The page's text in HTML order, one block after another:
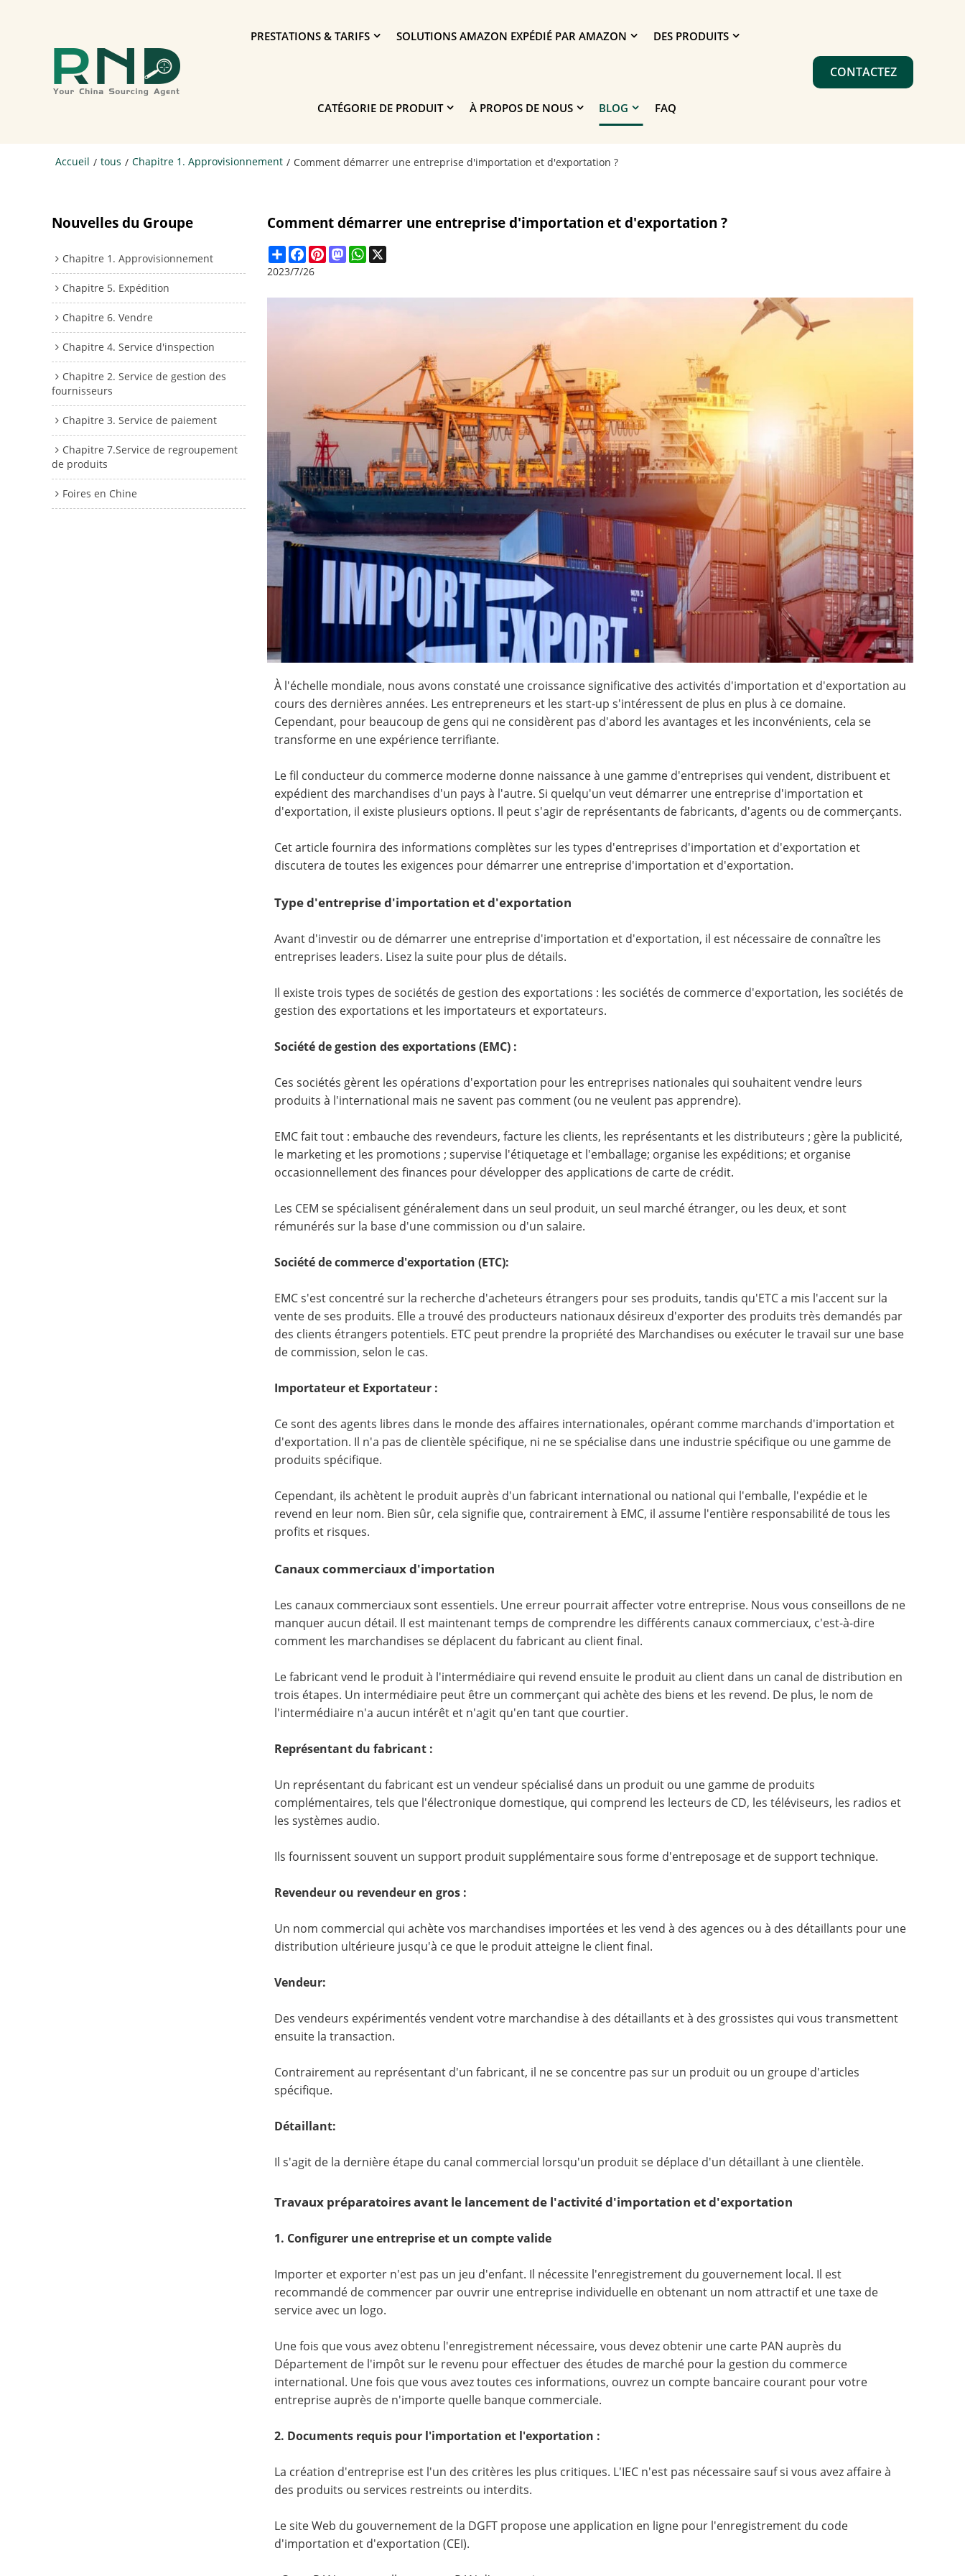
PRESTATIONS & TARIFS SOLUTIONS AMAZON EXPÉDIÉ PAR AMAZON DES PRODUITS
CATÉGORIE DE PRODUIT À PROPOS DE NOUS BLOG FAQ
CONTACTEZ
Accueil / tous / Chapitre 1. Approvisionnement / Comment démarrer une entreprise d'importation et d'exportation ?
Nouvelles du Groupe
Chapitre 1. Approvisionnement
Chapitre 5. Expédition
Chapitre 6. Vendre
Chapitre 4. Service d'inspection
Chapitre 2. Service de gestion des
fournisseurs
Chapitre 3. Service de paiement
Chapitre 7.Service de regroupement
de produits
Foires en Chine
Comment démarrer une entreprise d'importation et d'exportation ?
ShareFacebook
PinterestMastodonWhatsApp
2023/7/26
À l'échelle mondiale, nous avons constaté une croissance significative des activités d'importation et d'exportation au
cours des dernières années. Les entrepreneurs et les start-up s'intéressent de plus en plus à ce domaine.
Cependant, pour beaucoup de gens qui ne considèrent pas d'abord les avantages et les inconvénients, cela se
transforme en une expérience terrifiante.
Le fil conducteur du commerce moderne donne naissance à une gamme d'entreprises qui vendent, distribuent et
expédient des marchandises d'un pays à l'autre. Si quelqu'un veut démarrer une entreprise d'importation et
d'exportation, il existe plusieurs options. Il peut s'agir de représentants de fabricants, d'agents ou de commerçants.
Cet article fournira des informations complètes sur les types d'entreprises d'importation et d'exportation et
discutera de toutes les exigences pour démarrer une entreprise d'importation et d'exportation.
Type d'entreprise d'importation et d'exportation
Avant d'investir ou de démarrer une entreprise d'importation et d'exportation, il est nécessaire de connaître les
entreprises leaders. Lisez la suite pour plus de détails.
Il existe trois types de sociétés de gestion des exportations : les sociétés de commerce d'exportation, les sociétés de
gestion des exportations et les importateurs et exportateurs.
Société de gestion des exportations (EMC) :
Ces sociétés gèrent les opérations d'exportation pour les entreprises nationales qui souhaitent vendre leurs
produits à l'international mais ne savent pas comment (ou ne veulent pas apprendre).
EMC fait tout : embauche des revendeurs, facture les clients, les représentants et les distributeurs ; gère la publicité,
le marketing et les promotions ; supervise l'étiquetage et l'emballage; organise les expéditions; et organise
occasionnellement des finances pour développer des applications de carte de crédit.
Les CEM se spécialisent généralement dans un seul produit, un seul marché étranger, ou les deux, et sont
rémunérés sur la base d'une commission ou d'un salaire.
Société de commerce d'exportation (ETC):
EMC s'est concentré sur la recherche d'acheteurs étrangers pour ses produits, tandis qu'ETC a mis l'accent sur la
vente de ses produits. Elle a trouvé des producteurs nationaux désireux d'exporter des produits très demandés par
des clients étrangers potentiels. ETC peut prendre la propriété des Marchandises ou exécuter le travail sur une base
de commission, selon le cas.
Importateur et Exportateur :
Ce sont des agents libres dans le monde des affaires internationales, opérant comme marchands d'importation et
d'exportation. Il n'a pas de clientèle spécifique, ni ne se spécialise dans une industrie spécifique ou une gamme de
produits spécifique.
Cependant, ils achètent le produit auprès d'un fabricant international ou national qui l'emballe, l'expédie et le
revend en leur nom. Bien sûr, cela signifie que, contrairement à EMC, il assume l'entière responsabilité de tous les
profits et risques.
Canaux commerciaux d'importation
Les canaux commerciaux sont essentiels. Une erreur pourrait affecter votre entreprise. Nous vous conseillons de ne
manquer aucun détail. Il est maintenant temps de comprendre les différents canaux commerciaux, c'est-à-dire
comment les marchandises se déplacent du fabricant au client final.
Le fabricant vend le produit à l'intermédiaire qui revend ensuite le produit au client dans un canal de distribution en
trois étapes. Un intermédiaire peut être un commerçant qui achète des biens et les revend. De plus, le nom de
l'intermédiaire n'a aucun intérêt et n'agit qu'en tant que courtier.
Représentant du fabricant :
Un représentant du fabricant est un vendeur spécialisé dans un produit ou une gamme de produits
complémentaires, tels que l'électronique domestique, qui comprend les lecteurs de CD, les téléviseurs, les radios et
les systèmes audio.
Ils fournissent souvent un support produit supplémentaire sous forme d'entreposage et de support technique.
Revendeur ou revendeur en gros :
Un nom commercial qui achète vos marchandises importées et les vend à des agences ou à des détaillants pour une
distribution ultérieure jusqu'à ce que le produit atteigne le client final.
Vendeur:
Des vendeurs expérimentés vendent votre marchandise à des détaillants et à des grossistes qui vous transmettent
ensuite la transaction.
Contrairement au représentant d'un fabricant, il ne se concentre pas sur un produit ou un groupe d'articles
spécifique.
Détaillant:
Il s'agit de la dernière étape du canal commercial lorsqu'un produit se déplace d'un détaillant à une clientèle.
Travaux préparatoires avant le lancement de l'activité d'importation et d'exportation
1. Configurer une entreprise et un compte valide
Importer et exporter n'est pas un jeu d'enfant. Il nécessite l'enregistrement du gouvernement local. Il est
recommandé de commencer par ouvrir une entreprise individuelle en obtenant un nom attractif et une taxe de
service avec un logo.
Une fois que vous avez obtenu l'enregistrement nécessaire, vous devez obtenir une carte PAN auprès du
Département de l'impôt sur le revenu pour effectuer des études de marché pour la gestion du commerce
international. Une fois que vous avez toutes ces informations, ouvrez un compte bancaire courant pour votre
entreprise auprès de n'importe quelle banque commerciale.
2. Documents requis pour l'importation et l'exportation :
La création d'entreprise est l'un des critères les plus critiques. L'IEC n'est pas nécessaire sauf si vous avez affaire à
des produits ou services restreints ou interdits.
Le site Web du gouvernement de la DGFT propose une application en ligne pour l'enregistrement du code
d'importation et d'exportation (CEI).